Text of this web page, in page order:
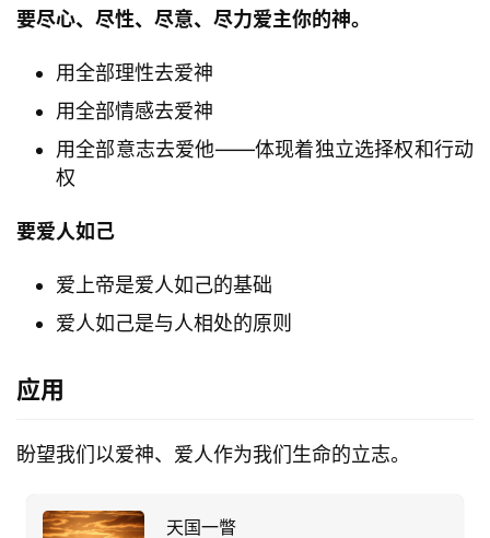
赞
神
究
按
卷
点
登录 注册
要尽心、尽性、尽意、尽力爱主你的神。
用全部理性去爱神
用全部情感去爱神
用全部意志去爱他——体现着独立选择权和行动
权
要爱人如己
爱上帝是爱人如己的基础
爱人如己是与人相处的原则
应用
盼望我们以爱神、爱人作为我们生命的立志。
天国一瞥